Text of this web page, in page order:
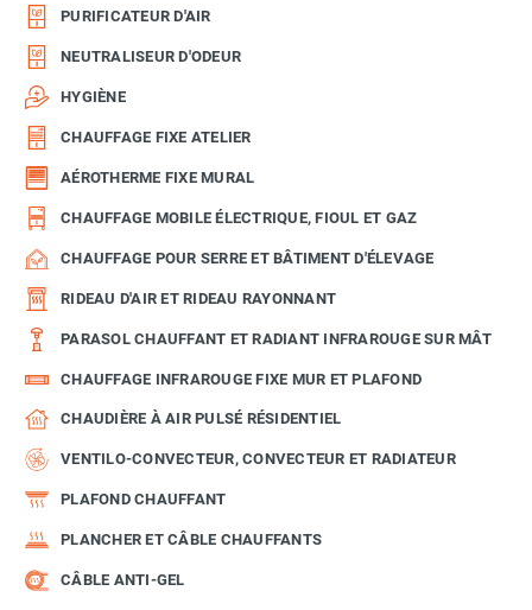
PURIFICATEUR D'AIR
NEUTRALISEUR D'ODEUR
HYGIÈNE
CHAUFFAGE FIXE ATELIER
AÉROTHERME FIXE MURAL
CHAUFFAGE MOBILE ÉLECTRIQUE, FIOUL ET GAZ
CHAUFFAGE POUR SERRE ET BÂTIMENT D'ÉLEVAGE
RIDEAU D'AIR ET RIDEAU RAYONNANT
PARASOL CHAUFFANT ET RADIANT INFRAROUGE SUR MÂT
CHAUFFAGE INFRAROUGE FIXE MUR ET PLAFOND
CHAUDIÈRE À AIR PULSÉ RÉSIDENTIEL
VENTILO-CONVECTEUR, CONVECTEUR ET RADIATEUR
PLAFOND CHAUFFANT
PLANCHER ET CÂBLE CHAUFFANTS
CÂBLE ANTI-GEL